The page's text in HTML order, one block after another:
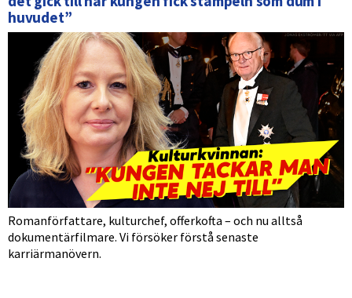
huvudet”
Romanförfattare, kulturchef, offerkofta – och nu alltså
dokumentärfilmare. Vi försöker förstå senaste
karriärmanövern.